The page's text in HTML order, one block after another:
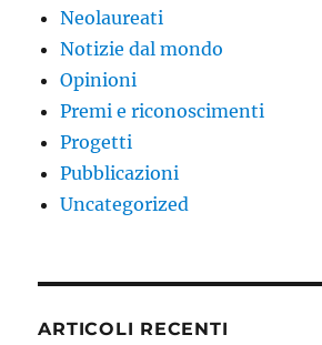
Neolaureati
Notizie dal mondo
Opinioni
Premi e riconoscimenti
Progetti
Pubblicazioni
Uncategorized
ARTICOLI RECENTI